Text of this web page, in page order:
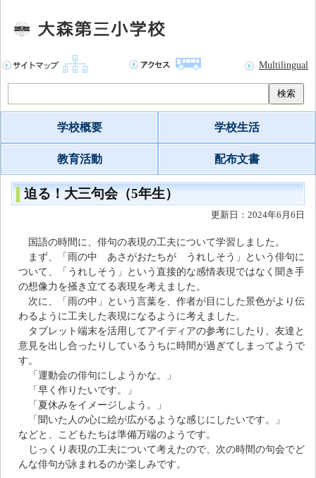
Multilingual
検索
学校概要 学校生活
教育活動 配布文書
迫る！大三句会（5年生）
更新日：2024年6月6日
国語の時間に、俳句の表現の工夫について学習しました。
まず、「雨の中 あさがおたちが うれしそう」という俳句に
ついて、「うれしそう」という直接的な感情表現ではなく聞き手
の想像力を掻き立てる表現を考えました。
次に、「雨の中」という言葉を、作者が目にした景色がより伝
わるように工夫した表現になるように考えました。
タブレット端末を活用してアイディアの参考にしたり、友達と
意見を出し合ったりしているうちに時間が過ぎてしまってようで
す。
「運動会の俳句にしようかな。」
「早く作りたいです。」
「夏休みをイメージしよう。」
「聞いた人の心に絵が広がるような感じにしたいです。」
などと、こどもたちは準備万端のようです。
じっくり表現の工夫について考えたので、次の時間の句会でど
んな俳句が詠まれるのか楽しみです。